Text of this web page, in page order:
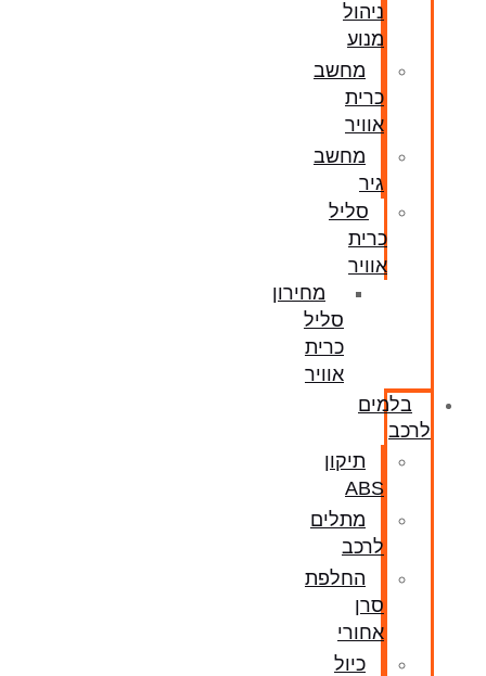
ניהול
מנוע
מחשב
כרית
אוויר
מחשב
גיר
סליל
כרית
אוויר
מחירון
סליל
כרית
אוויר
בלמים
לרכב
תיקון
ABS
מתלים
לרכב
החלפת
סרן
אחורי
כיול